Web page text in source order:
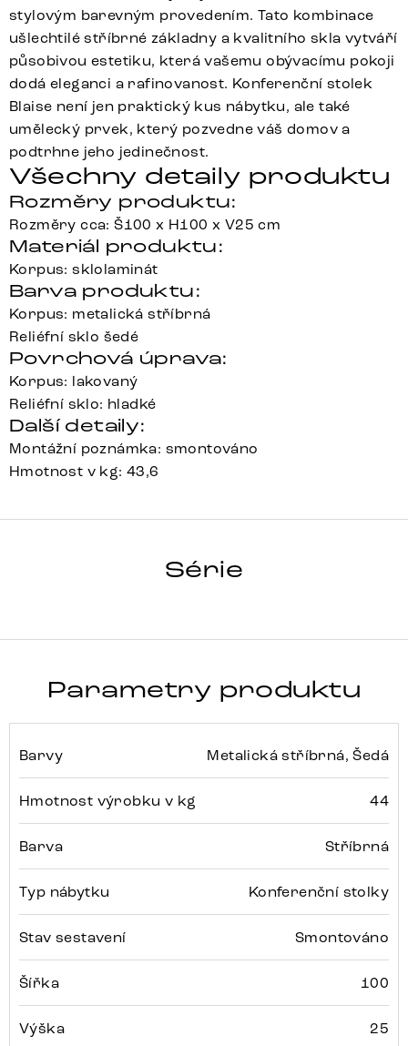
stylovým barevným provedením. Tato kombinace
ušlechtilé stříbrné základny a kvalitního skla vytváří
působivou estetiku, která vašemu obývacímu pokoji
dodá eleganci a rafinovanost. Konferenční stolek
Blaise není jen praktický kus nábytku, ale také
umělecký prvek, který pozvedne váš domov a
podtrhne jeho jedinečnost.
Všechny detaily produktu
Rozměry produktu:
Rozměry cca: Š100 x H100 x V25 cm
Materiál produktu:
Korpus: sklolaminát
Barva produktu:
Korpus: metalická stříbrná
Reliéfní sklo šedé
Povrchová úprava:
Korpus: lakovaný
Reliéfní sklo: hladké
Další detaily:
Montážní poznámka: smontováno
Hmotnost v kg: 43,6
Série
Parametry produktu
Barvy Metalická stříbrná, Šedá
Hmotnost výrobku v kg 44
Barva Stříbrná
Typ nábytku Konferenční stolky
Stav sestavení Smontováno
Šířka 100
Výška 25